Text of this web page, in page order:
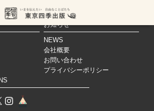
お知らせ
NEWS
会社概要
お問い合わせ
プライバシーポリシー